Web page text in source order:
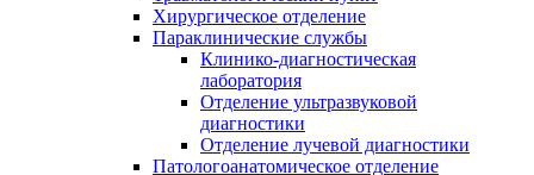
Хирургическое отделение
Параклинические службы
Клинико-диагностическая
лаборатория
Отделение ультразвуковой
диагностики
Отделение лучевой диагностики
Патологоанатомическое отделение